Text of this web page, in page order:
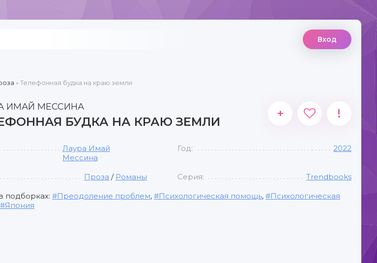
Вход
» Телефонная будка на краю земли
ИМАЙ МЕССИНА
БУДКА НА КРАЮ ЗЕМЛИ
+ !
Лаура Имай
Мессина
Год: 2022
Проза / Романы Серия: Trendbooks
подборках: Преодоление проблем, Психологическая помощь,
Психологическая
Япония